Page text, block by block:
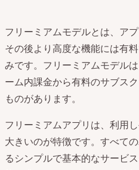
フリーミアムモデルとは、ア
その後より高度な機能には有
みです。フリーミアムモデル
ーム内課金から有料のサブス
ものがあります。
フリーミアムアプリは、利用
大きいのが特徴です。すべて
るシンプルで基本的なサービ